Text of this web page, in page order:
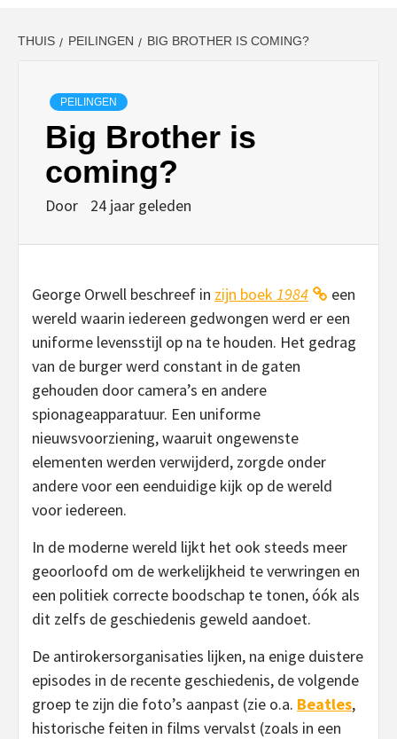
THUIS PEILINGEN BIG BROTHER IS COMING?
PEILINGEN
Big Brother is
coming?
Door 24 jaar geleden
George Orwell beschreef in zijn boek 1984
een
wereld waarin iedereen gedwongen werd er een
uniforme levensstijl op na te houden. Het gedrag
van de burger werd constant in de gaten
gehouden door camera’s en andere
spionageapparatuur. Een uniforme
nieuwsvoorziening, waaruit ongewenste
elementen werden verwijderd, zorgde onder
andere voor een eenduidige kijk op de wereld
voor iedereen.
In de moderne wereld lijkt het ook steeds meer
geoorloofd om de werkelijkheid te verwringen en
een politiek correcte boodschap te tonen, óók als
dit zelfs de geschiedenis geweld aandoet.
De antirokersorganisaties lijken, na enige duistere
episodes in de recente geschiedenis, de volgende
groep te zijn die foto’s aanpast (zie o.a. Beatles,
historische feiten in films vervalst (zoals in een